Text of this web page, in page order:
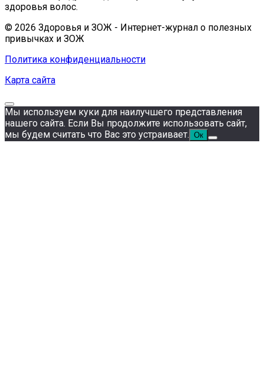
здоровья волос.
© 2026 Здоровья и ЗОЖ - Интернет-журнал о полезных
привычках и ЗОЖ
Политика конфиденциальности
Карта сайта
Мы используем куки для наилучшего представления
нашего сайта. Если Вы продолжите использовать сайт,
мы будем считать что Вас это устраивает. Ок